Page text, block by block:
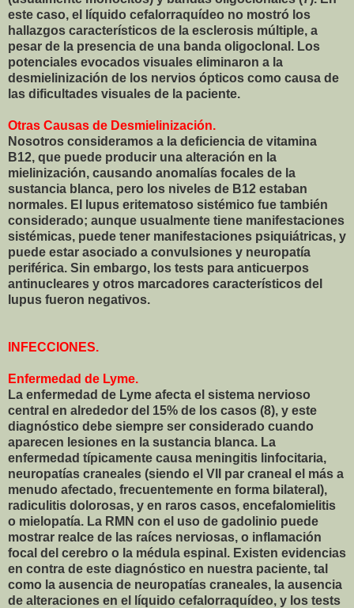
este caso, el líquido cefalorraquídeo no mostró los
hallazgos característicos de la esclerosis múltiple, a
pesar de la presencia de una banda oligoclonal. Los
potenciales evocados visuales eliminaron a la
desmielinización de los nervios ópticos como causa de
las dificultades visuales de la paciente.
Otras Causas de Desmielinización.
Nosotros consideramos a la deficiencia de vitamina
B12, que puede producir una alteración en la
mielinización, causando anomalías focales de la
sustancia blanca, pero los niveles de B12 estaban
normales. El lupus eritematoso sistémico fue también
considerado; aunque usualmente tiene manifestaciones
sistémicas, puede tener manifestaciones psiquiátricas, y
puede estar asociado a convulsiones y neuropatía
periférica. Sin embargo, los tests para anticuerpos
antinucleares y otros marcadores característicos del
lupus fueron negativos.
INFECCIONES.
Enfermedad de Lyme.
La enfermedad de Lyme afecta el sistema nervioso
central en alrededor del 15% de los casos (8), y este
diagnóstico debe siempre ser considerado cuando
aparecen lesiones en la sustancia blanca. La
enfermedad típicamente causa meningitis linfocitaria,
neuropatías craneales (siendo el VII par craneal el más a
menudo afectado, frecuentemente en forma bilateral),
radiculitis dolorosas, y en raros casos, encefalomielitis
o mielopatía. La RMN con el uso de gadolinio puede
mostrar realce de las raíces nerviosas, o inflamación
focal del cerebro o la médula espinal. Existen evidencias
en contra de este diagnóstico en nuestra paciente, tal
como la ausencia de neuropatías craneales, la ausencia
de alteraciones en el líquido cefalorraquídeo, y los tests